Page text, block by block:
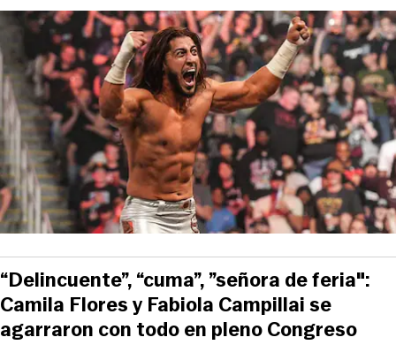
“Delincuente”, “cuma”, ”señora de feria":
Camila Flores y Fabiola Campillai se
agarraron con todo en pleno Congreso